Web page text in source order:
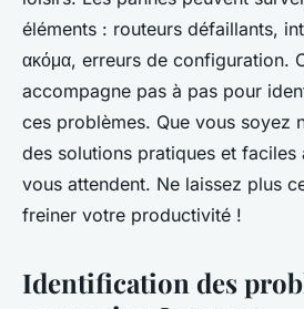
éléments : routeurs défaillants,
ακόμα, erreurs de configuration.
accompagne pas à pas pour
ces problèmes. Que vous soyez
des solutions pratiques et
vous attendent. Ne laissez plus
freiner votre productivité !
Identification des